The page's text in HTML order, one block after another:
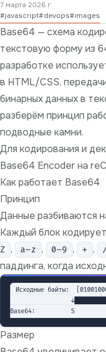
7 марта 2026 г.
#javascript#devops#images
Base64 — схема
текстовую форму из
разработке
в HTML/CSS,
бинарных данных в
разберём принцип
подводные камни.
Для кодирования и
Base64 Encoder на
Как работает Base64
Принцип
Данные разбиваются
Каждый блок
Z
, a–z , 0–9 , + ,
паддинга, когда
Исходные байты:
                 ↓
Размер